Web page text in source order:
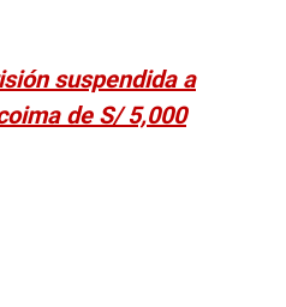
suspendida a
de S/ 5,000